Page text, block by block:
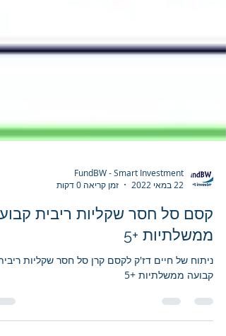
FundBW - Smart Investment
22 במאי 2022
זמן קריאה 0 דקות
קסם סל חסר שקליות ריבית
ממשלתיות +5
ניתוח של חיים דז'ק לקסם קרן סל חסר שקליות